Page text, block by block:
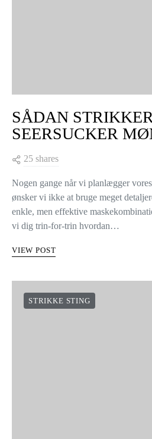
SÅDAN
SEERSUCKER
25 shares
Nogen gange når vi planlægger
ønsker vi ikke at bruge meget
enkle, men effektive
vi dig trin-for-trin hvordan…
VIEW POST
STRIKKE STING